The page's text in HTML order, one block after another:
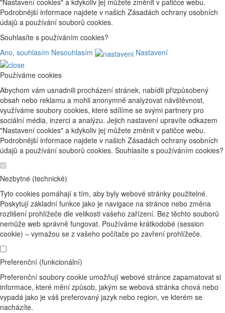
"Nastavení cookies" a kdykoliv jej můžete změnit v patičce webu.
Podrobnější informace najdete v našich Zásadách ochrany osobních
údajů a používání souborů cookies.
Souhlasíte s používáním cookies?
Ano, souhlasím Nesouhlasím Nastavení
Používáme cookies
Abychom vám usnadnili procházení stránek, nabídli přizpůsobený
obsah nebo reklamu a mohli anonymně analyzovat návštěvnost,
využíváme soubory cookies, které sdílíme se svými partnery pro
sociální média, inzerci a analýzu. Jejich nastavení upravíte odkazem
"Nastavení cookies" a kdykoliv jej můžete změnit v patičce webu.
Podrobnější informace najdete v našich Zásadách ochrany osobních
údajů a používání souborů cookies. Souhlasíte s používáním cookies?
Nezbytné (technické)
Tyto cookies pomáhají s tím, aby byly webové stránky použitelné.
Poskytují základní funkce jako je navigace na stránce nebo změna
rozlišení prohlížeče dle velikosti vašeho zařízení. Bez těchto souborů
nemůže web správně fungovat. Používáme krátkodobé (session
cookie) – vymažou se z vašeho počítače po zavření prohlížeče.
Preferenční (funkcionální)
Preferenční soubory cookie umožňují webové stránce zapamatovat si
informace, které mění způsob, jakým se webová stránka chová nebo
vypadá jako je váš preferovaný jazyk nebo region, ve kterém se
nacházíte.